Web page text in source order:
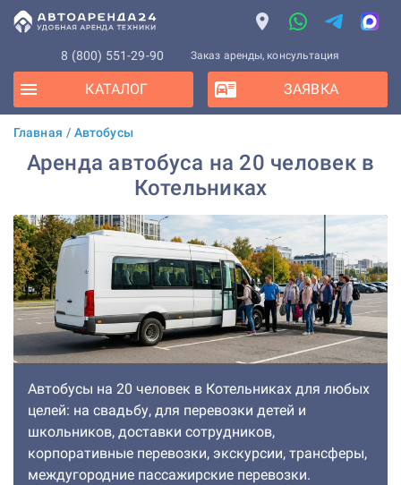
8 (800) 551-29-90 Заказ аренды, консультация
КАТАЛОГ ЗАЯВКА
Главная / Автобусы
Аренда автобуса на 20 человек в
Котельниках
Автобусы на 20 человек в Котельниках для любых
целей: на свадьбу, для перевозки детей и
школьников, доставки сотрудников,
корпоративные перевозки, экскурсии, трансферы,
междугородние пассажирские перевозки.